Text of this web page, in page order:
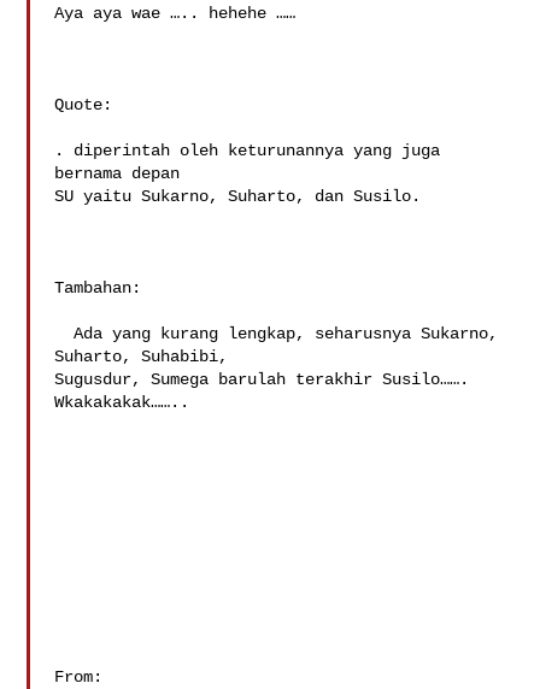
Aya aya wae ….. hehehe ……
Quote:
. diperintah oleh keturunannya yang juga
bernama depan
SU yaitu Sukarno, Suharto, dan Susilo.
Tambahan:
Ada yang kurang lengkap, seharusnya Sukarno,
Suharto, Suhabibi,
Sugusdur, Sumega barulah terakhir Susilo…….
Wkakakakak……..